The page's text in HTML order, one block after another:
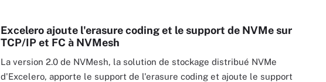
Excelero ajoute l'erasure coding et le support de NVMe sur
TCP/IP et FC à NVMesh
La version 2.0 de NVMesh, la solution de stockage distribué NVMe
d'Excelero, apporte le support de l'erasure coding et ajoute le support